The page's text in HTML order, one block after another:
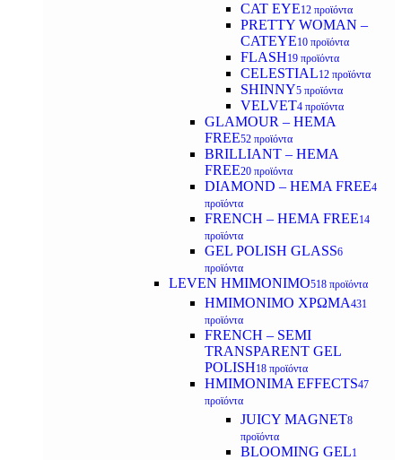
CAT EYE12 προϊόντα
PRETTY WOMAN –
CATEYE10 προϊόντα
FLASH19 προϊόντα
CELESTIAL12 προϊόντα
SHINNY5 προϊόντα
VELVET4 προϊόντα
GLAMOUR – HEMA
FREE52 προϊόντα
BRILLIANT – HEMA
FREE20 προϊόντα
DIAMOND – HEMA FREE4
προϊόντα
FRENCH – HEMA FREE14
προϊόντα
GEL POLISH GLASS6
προϊόντα
LEVEN ΗΜΙΜΟΝΙΜΟ518 προϊόντα
ΗΜΙΜΟΝΙΜΟ ΧΡΩΜΑ431
προϊόντα
FRENCH – SEMI
TRANSPARENT GEL
POLISH18 προϊόντα
HMIMONIMA EFFECTS47
προϊόντα
JUICY MAGNET8
προϊόντα
BLOOMING GEL1